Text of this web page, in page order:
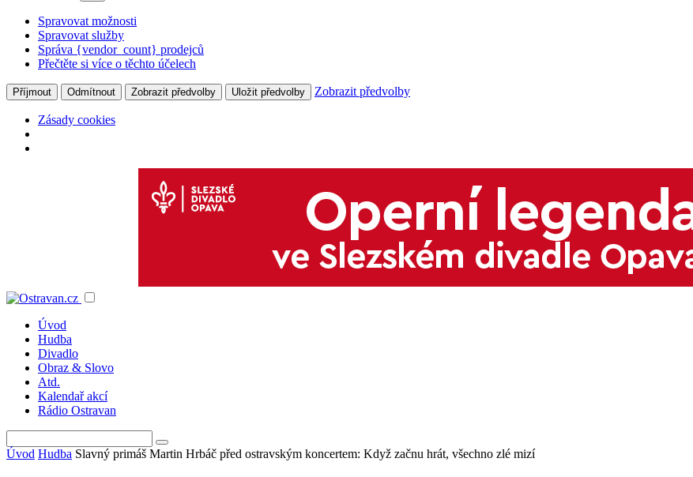
Spravovat možnosti
Spravovat služby
Správa {vendor_count} prodejců
Přečtěte si více o těchto účelech
Příjmout Odmítnout Zobrazit předvolby Uložit předvolby Zobrazit předvolby
Zásady cookies
Úvod
Hudba
Divadlo
Obraz & Slovo
Atd.
Kalendař akcí
Rádio Ostravan
Úvod Hudba Slavný primáš Martin Hrbáč před ostravským koncertem: Když začnu hrát, všechno zlé mizí